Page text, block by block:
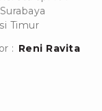
Timur
: Reni Ravita